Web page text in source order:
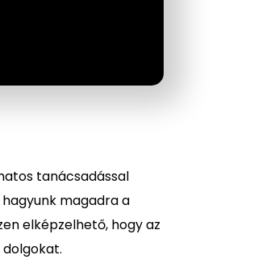
tanácsadással
magadra a
elképzelhető, hogy az